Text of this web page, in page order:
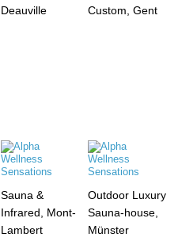
Deauville
Custom, Gent
Sauna &
Infrared, Mont-
Lambert
Outdoor Luxury
Sauna-house,
Münster